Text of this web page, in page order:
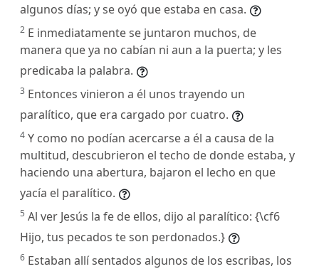
algunos días; y se oyó que estaba en casa.
2 E inmediatamente se juntaron muchos, de
manera que ya no cabían ni aun a la puerta; y les
predicaba la palabra.
3 Entonces vinieron a él unos trayendo un
paralítico, que era cargado por cuatro.
4 Y como no podían acercarse a él a causa de la
multitud, descubrieron el techo de donde estaba, y
haciendo una abertura, bajaron el lecho en que
yacía el paralítico.
5 Al ver Jesús la fe de ellos, dijo al paralítico: {\cf6
Hijo, tus pecados te son perdonados.}
6 Estaban allí sentados algunos de los escribas, los